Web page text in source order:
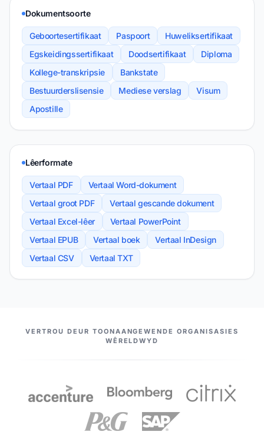
Dokumentsoorte
Geboortesertifikaat Paspoort
Huweliksertifikaat
Egskeidingssertifikaat
Doodsertifikaat
Diploma
Kollege-transkripsie
Bankstate
Bestuurderslisensie
Mediese verslag
Visum
Apostille
Lêerformate
Vertaal PDF
Vertaal Word-dokument
Vertaal groot PDF
Vertaal gescande dokument
Vertaal Excel-lêer
Vertaal PowerPoint
Vertaal EPUB
Vertaal boek
Vertaal InDesign
Vertaal CSV
Vertaal TXT
ONS VENNOTE
VERTROU DEUR TOONAANGEWENDE ORGANISASIES
WÊRELDWYD